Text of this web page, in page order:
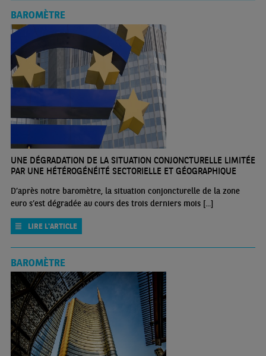
BAROMÈTRE
UNE DÉGRADATION DE LA SITUATION CONJONCTURELLE LIMITÉE
PAR UNE HÉTÉROGÉNÉITÉ SECTORIELLE ET GÉOGRAPHIQUE
D’après notre baromètre, la situation conjoncturelle de la zone
euro s’est dégradée au cours des trois derniers mois [...]
LIRE L'ARTICLE
BAROMÈTRE